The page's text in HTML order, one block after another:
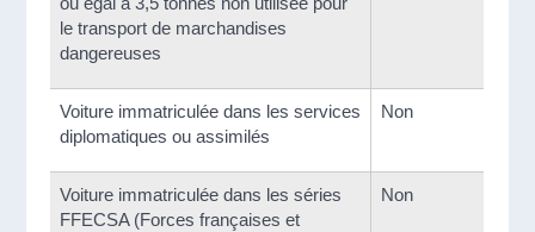
le transport de marchandises
dangereuses
Voiture immatriculée dans les services
diplomatiques ou assimilés
Non
Voiture immatriculée dans les séries
FFECSA (Forces françaises et
Non